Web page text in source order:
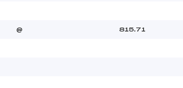
@ 815.71